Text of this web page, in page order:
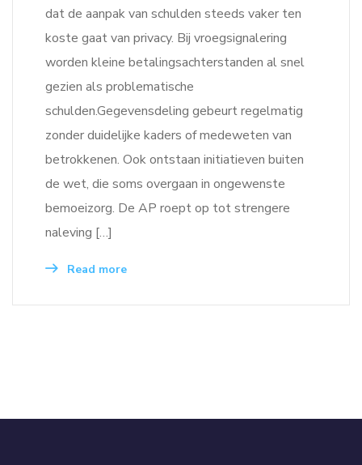
dat de aanpak van schulden steeds vaker ten
koste gaat van privacy. Bij vroegsignalering
worden kleine betalingsachterstanden al snel
gezien als problematische
schulden.Gegevensdeling gebeurt regelmatig
zonder duidelijke kaders of medeweten van
betrokkenen. Ook ontstaan initiatieven buiten
de wet, die soms overgaan in ongewenste
bemoeizorg. De AP roept op tot strengere
naleving […]
Read more